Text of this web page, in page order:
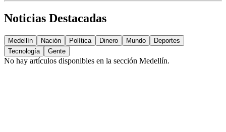
Noticias Destacadas
Medellín Nación Política Dinero Mundo
Deportes
Tecnología
Gente
No hay artículos disponibles en la sección Medellín.